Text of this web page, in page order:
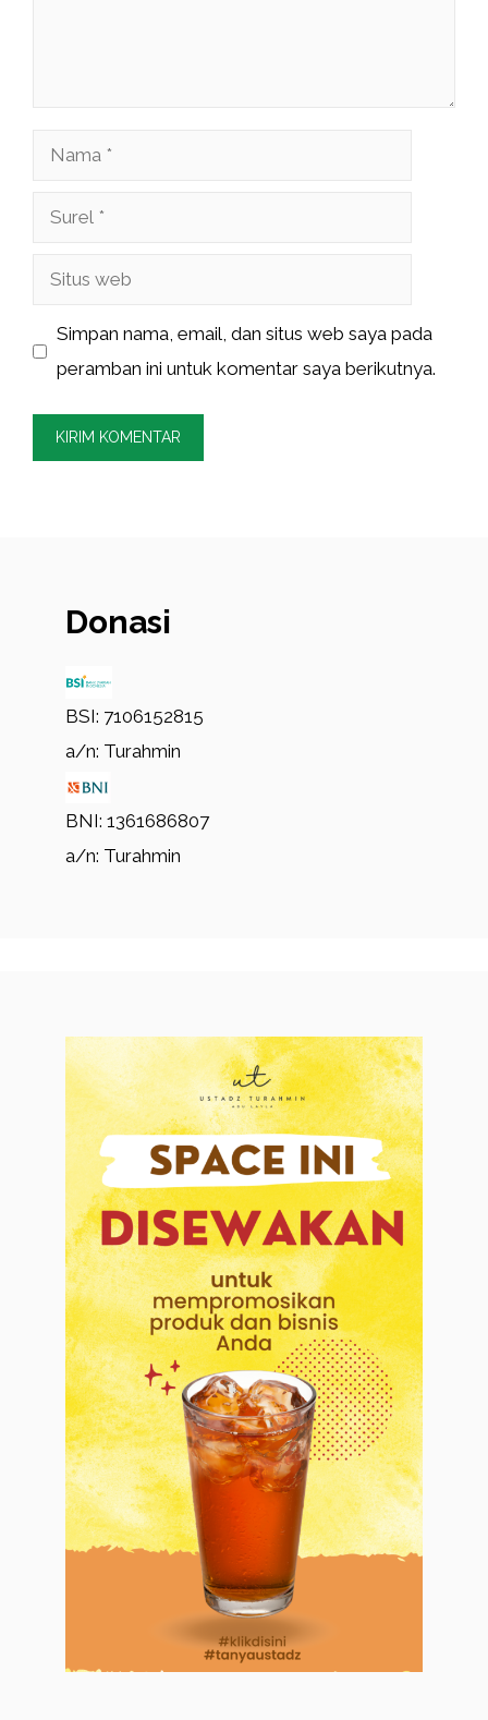
Nama
Surel
Situs
Simpan nama, email, dan situs web saya pada
peramban ini untuk komentar saya berikutnya.
Donasi
BSI: 7106152815
a/n: Turahmin
BNI: 1361686807
a/n: Turahmin